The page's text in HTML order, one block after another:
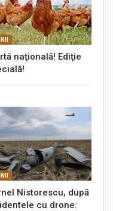
naţională! Ediţie
Nistorescu, după
cu drone: